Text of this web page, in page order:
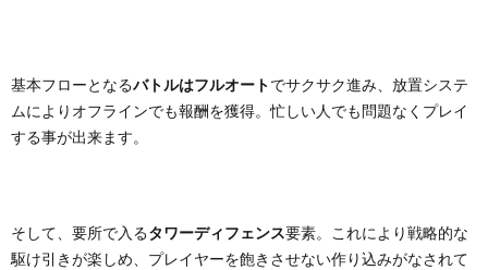
基本フローとなるバトルはフルオートでサクサク進み、放置システ
ムによりオフラインでも報酬を獲得。忙しい人でも問題なくプレイ
する事が出来ます。
そして、要所で入るタワーディフェンス要素。これにより戦略的な
駆け引きが楽しめ、プレイヤーを飽きさせない作り込みがなされて